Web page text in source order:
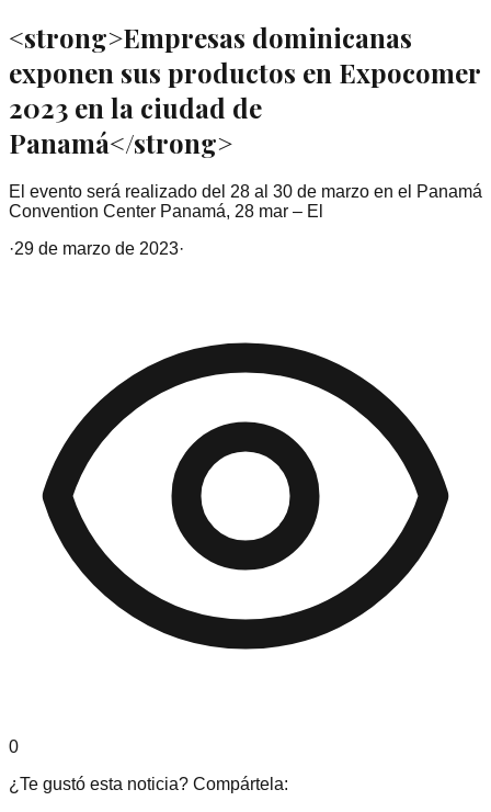
<strong>Empresas dominicanas
exponen sus productos en Expocomer
2023 en la ciudad de
Panamá</strong>
El evento será realizado del 28 al 30 de marzo en el Panamá
Convention Center Panamá, 28 mar – El
·29 de marzo de 2023·
0
¿Te gustó esta noticia? Compártela: